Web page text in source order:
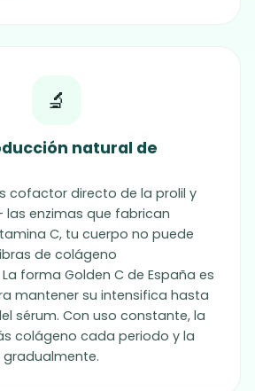
🔬
natural de
cofactor directo de la prolil y
las enzimas que fabrican
C, tu cuerpo no puede
de colágeno
forma Golden C de España es
mantener su intensifica hasta
sérum. Con uso constante, la
colágeno cada periodo y la